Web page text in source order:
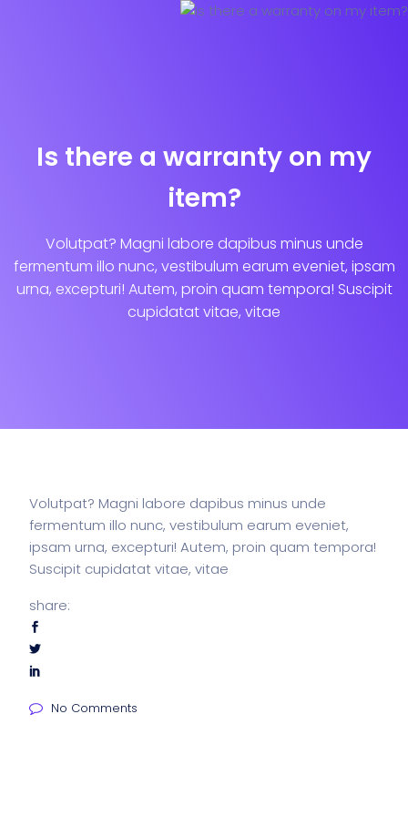
Is there a warranty on my
item?
Volutpat? Magni labore dapibus minus unde
fermentum illo nunc, vestibulum earum eveniet, ipsam
urna, excepturi! Autem, proin quam tempora! Suscipit
cupidatat vitae, vitae
Volutpat? Magni labore dapibus minus unde
fermentum illo nunc, vestibulum earum eveniet,
ipsam urna, excepturi! Autem, proin quam tempora!
Suscipit cupidatat vitae, vitae
share:
No Comments